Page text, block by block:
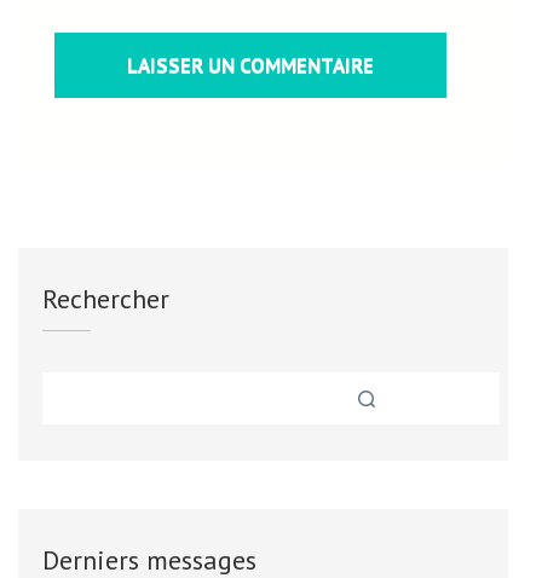
Rechercher
Derniers messages